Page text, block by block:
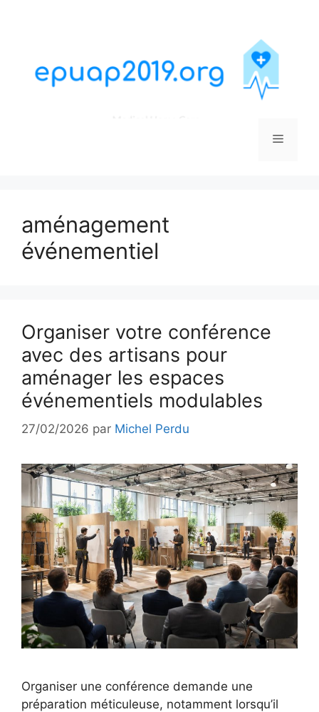
Menu
aménagement
événementiel
Organiser votre conférence
avec des artisans pour
aménager les espaces
événementiels modulables
27/02/2026 par Michel Perdu
Organiser une conférence demande une
préparation méticuleuse, notamment lorsqu’il